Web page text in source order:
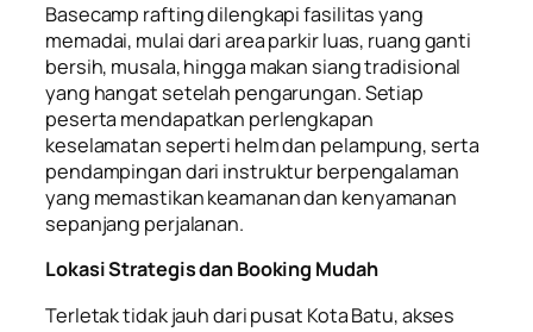
Basecamp rafting dilengkapi fasilitas yang
memadai, mulai dari area parkir luas, ruang ganti
bersih, musala, hingga makan siang tradisional
yang hangat setelah pengarungan. Setiap
peserta mendapatkan perlengkapan
keselamatan seperti helm dan pelampung, serta
pendampingan dari instruktur berpengalaman
yang memastikan keamanan dan kenyamanan
sepanjang perjalanan.
Lokasi Strategis dan Booking Mudah
Terletak tidak jauh dari pusat Kota Batu, akses